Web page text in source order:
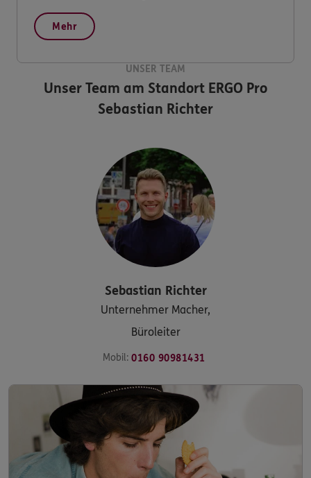
Mehr
UNSER TEAM
Unser Team am Standort ERGO Pro
Sebastian Richter
Sebastian Richter
Unternehmer Macher,
Büroleiter
Mobil: 0160 90981431